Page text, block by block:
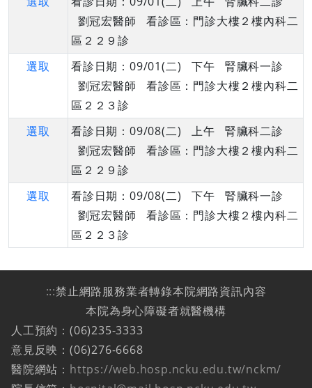
劉冠宏醫師 看診區：門診大樓２樓內科二
區２２９診
選取
看診日期：09/01(二) 下午 腎臟科一診
劉冠宏醫師 看診區：門診大樓２樓內科二
區２２３診
選取
看診日期：09/08(二) 上午 腎臟科二診
劉冠宏醫師 看診區：門診大樓２樓內科二
區２２９診
選取
看診日期：09/08(二) 下午 腎臟科一診
劉冠宏醫師 看診區：門診大樓２樓內科二
區２２３診
:::禁止網路服務業者轉錄本院網路資訊內容
本院為身心障礙者就醫機構
人工預約：(06)235-3333
意見反映：(06)276-6668
醫院網站： https://web.hosp.ncku.edu.tw/nckm/